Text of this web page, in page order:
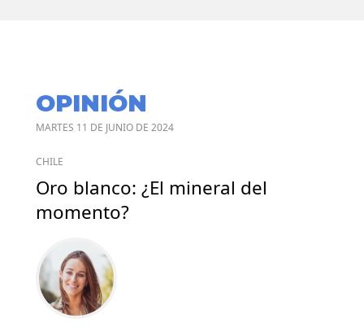
OPINIÓN
MARTES 11 DE JUNIO DE 2024
CHILE
Oro blanco: ¿El mineral del
momento?